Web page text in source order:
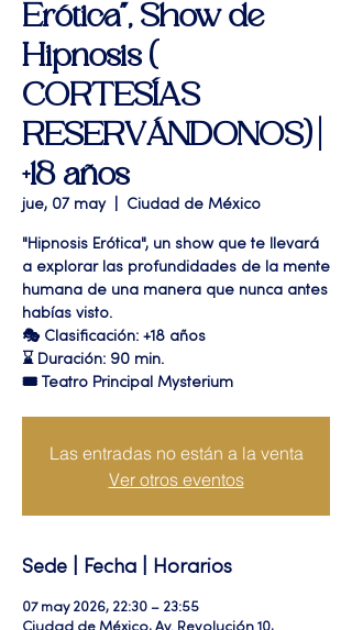
Erótica", Show de
Hipnosis (
CORTESÍAS
RESERVÁNDONOS) |
+18 años
jue, 07 may
  |
Ciudad de México
"Hipnosis Erótica", un show que te llevará
a explorar las profundidades de la mente
humana de una manera que nunca antes
habías visto.
🎭 Clasificación: +18 años
⌛ Duración: 90 min.
🎟 Teatro Principal Mysterium
Las entradas no están a la venta
Ver otros eventos
Sede | Fecha | Horarios
07 may 2026, 22:30 – 23:55